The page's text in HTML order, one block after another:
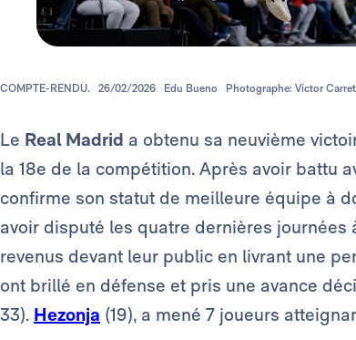
COMPTE-RENDU. 26/02/2026 Edu Bueno Photographe: Víctor
Le Real Madrid a obtenu sa neuvième
la 18e de la compétition. Après avoir battu
confirme son statut de meilleure équipe à
avoir disputé les quatre dernières journées
revenus devant leur public en livrant une
ont brillé en défense et pris une avance
33). Hezonja (19), a mené 7 joueurs